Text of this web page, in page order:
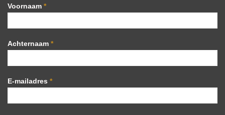
Voornaam *
Achternaam *
E-mailadres *